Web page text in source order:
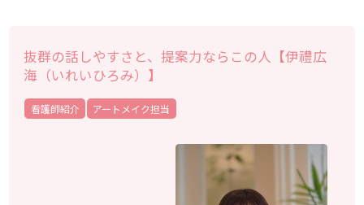
抜群の話しやすさと、提案力ならこの人【伊禮広
海（いれいひろみ）】
看護師紹介 アートメイク担当